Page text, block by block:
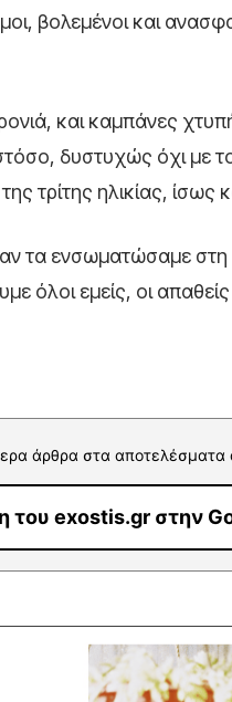
βολεμένοι και
και καμπάνες
δυστυχώς όχι με
τρίτης ηλικίας, ίσως
τα ενσωματώσαμε
όλοι εμείς, οι
άρθρα στα αποτελέσματα
του exostis.gr στην